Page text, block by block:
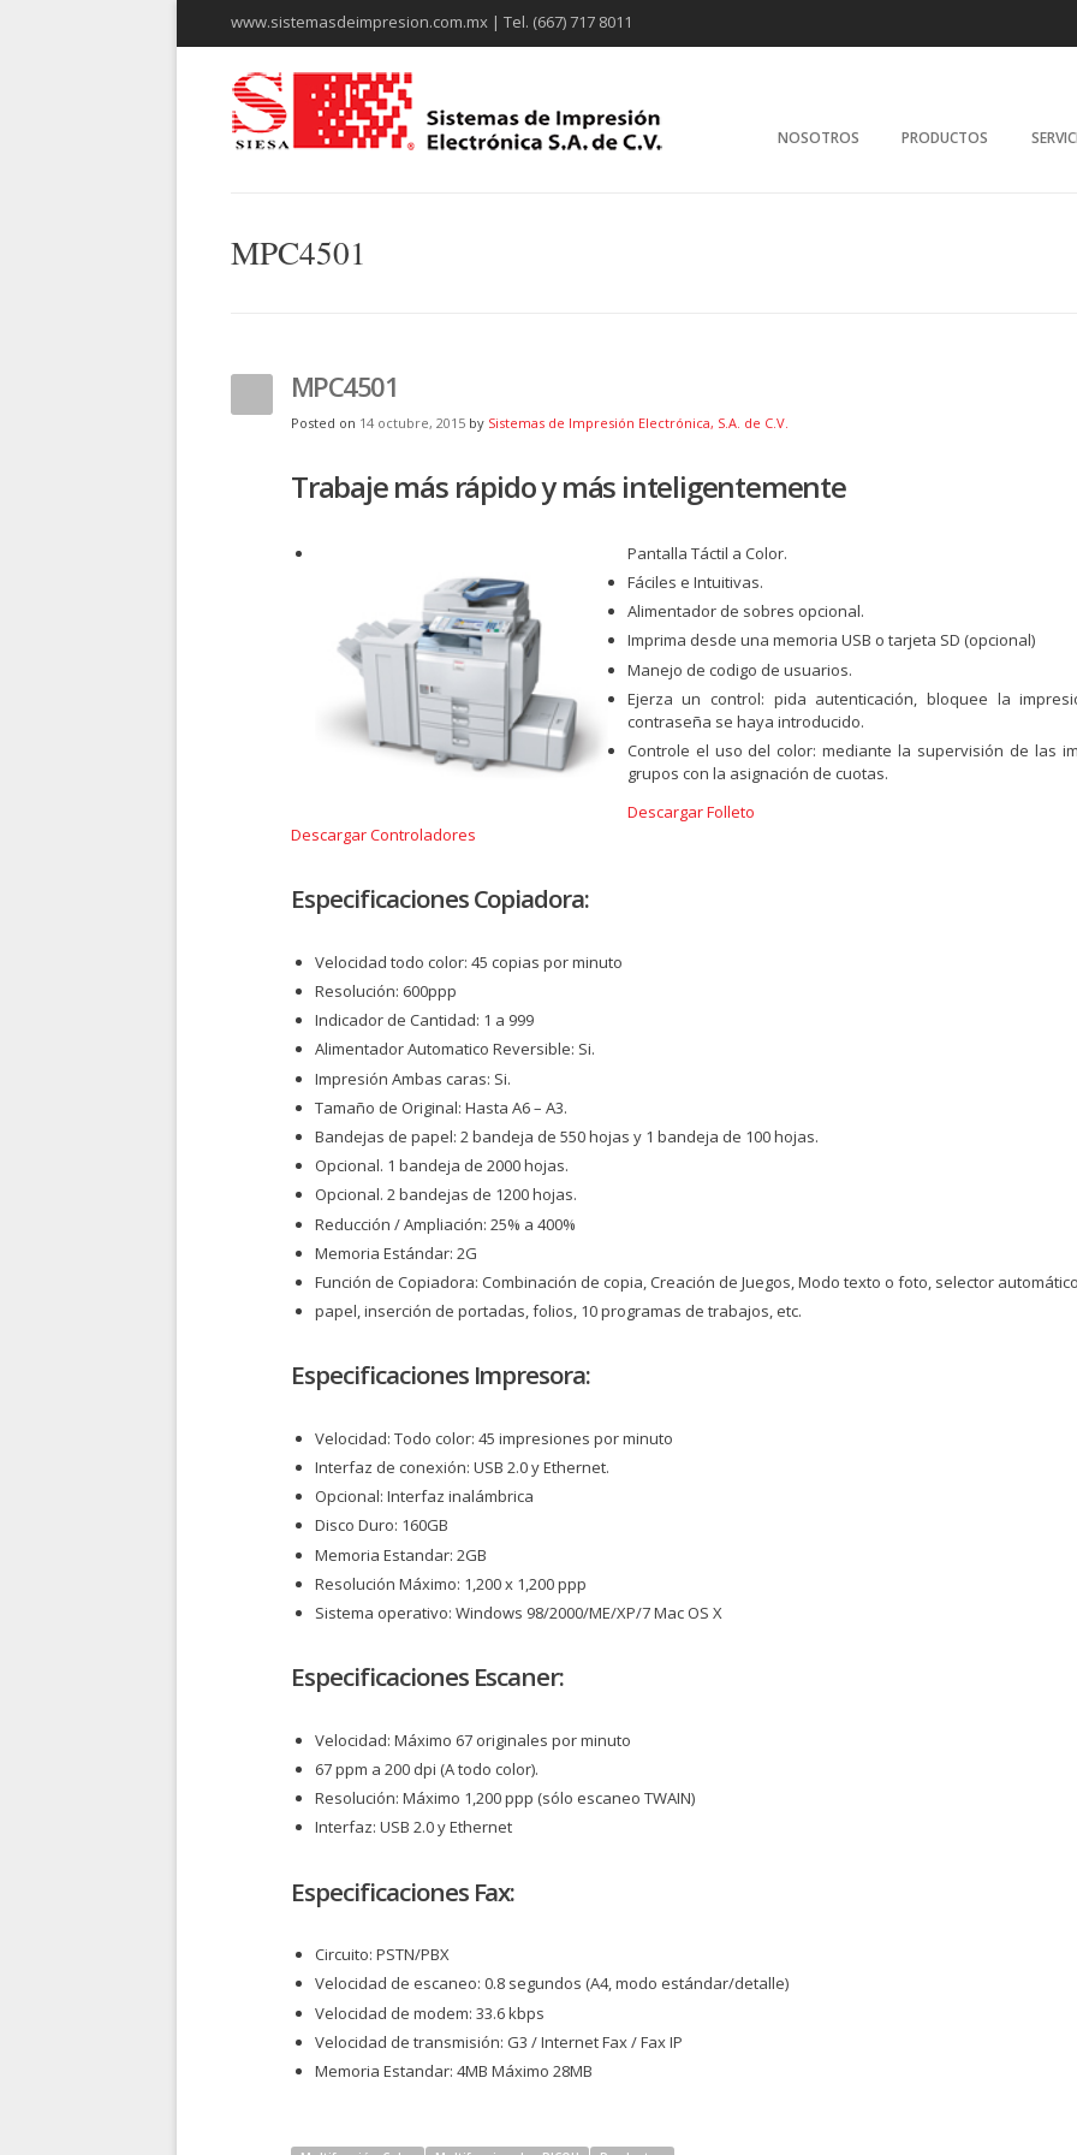
www.sistemasdeimpresion.com.mx | Tel. (667) 717 8011
NOSOTROS PRODUCTOS
MPC4501
MPC4501
Posted on 14 octubre, 2015 by Sistemas de Impresión Electrónica, S.A. de C.V.
Trabaje más rápido y más inteligentemente
Pantalla Táctil a Color.
Fáciles e Intuitivas.
Alimentador de sobres opcional.
Imprima desde una memoria USB o tarjeta SD (opcional)
Manejo de codigo de usuarios.
Ejerza un control: pida autenticación, bloquee la
contraseña se haya introducido.
Controle el uso del color: mediante la supervisión de las
grupos con la asignación de cuotas.
Descargar Folleto
Descargar Controladores
Especificaciones Copiadora:
Velocidad todo color: 45 copias por minuto
Resolución: 600ppp
Indicador de Cantidad: 1 a 999
Alimentador Automatico Reversible: Si.
Impresión Ambas caras: Si.
Tamaño de Original: Hasta A6 – A3.
Bandejas de papel: 2 bandeja de 550 hojas y 1 bandeja de 100 hojas.
Opcional. 1 bandeja de 2000 hojas.
Opcional. 2 bandejas de 1200 hojas.
Reducción / Ampliación: 25% a 400%
Memoria Estándar: 2G
Función de Copiadora: Combinación de copia, Creación de Juegos, Modo texto o foto, selector
papel, inserción de portadas, folios, 10 programas de trabajos, etc.
Especificaciones Impresora:
Velocidad: Todo color: 45 impresiones por minuto
Interfaz de conexión: USB 2.0 y Ethernet.
Opcional: Interfaz inalámbrica
Disco Duro: 160GB
Memoria Estandar: 2GB
Resolución Máximo: 1,200 x 1,200 ppp
Sistema operativo: Windows 98/2000/ME/XP/7 Mac OS X
Especificaciones Escaner:
Velocidad: Máximo 67 originales por minuto
67 ppm a 200 dpi (A todo color).
Resolución: Máximo 1,200 ppp (sólo escaneo TWAIN)
Interfaz: USB 2.0 y Ethernet
Especificaciones Fax:
Circuito: PSTN/PBX
Velocidad de escaneo: 0.8 segundos (A4, modo estándar/detalle)
Velocidad de modem: 33.6 kbps
Velocidad de transmisión: G3 / Internet Fax / Fax IP
Memoria Estandar: 4MB Máximo 28MB